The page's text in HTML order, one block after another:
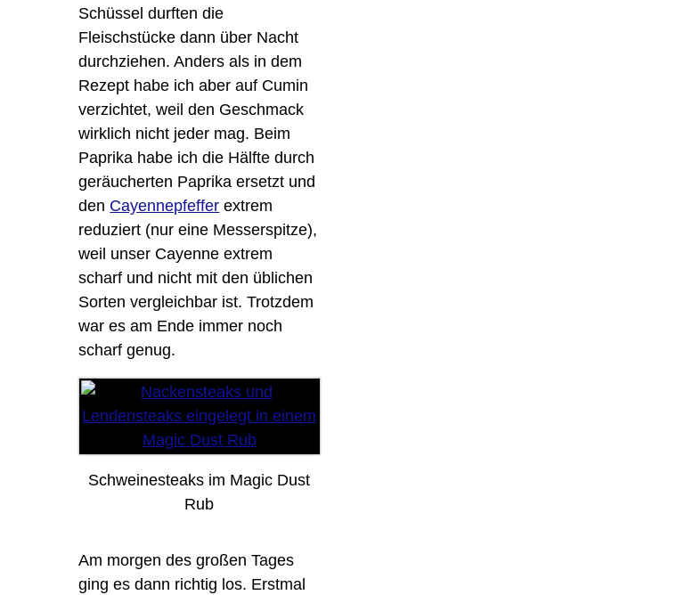
Schüssel durften die
Fleischstücke dann über Nacht
durchziehen. Anders als in dem
Rezept habe ich aber auf Cumin
verzichtet, weil den Geschmack
wirklich nicht jeder mag. Beim
Paprika habe ich die Hälfte durch
geräucherten Paprika ersetzt und
den Cayennepfeffer extrem
reduziert (nur eine Messerspitze),
weil unser Cayenne extrem
scharf und nicht mit den üblichen
Sorten vergleichbar ist. Trotzdem
war es am Ende immer noch
scharf genug.
Schweinesteaks im Magic Dust
Rub
Am morgen des großen Tages
ging es dann richtig los. Erstmal